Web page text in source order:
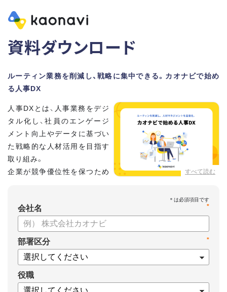
資料ダウンロード
ルーティン業務を削減し、戦略に集中できる。カオナビで始め
る人事DX
すべて読む
人事DXとは、人事業務をデジ
タル化し、社員のエンゲージ
メント向上やデータに基づい
た戦略的な人材活用を目指す
取り組み。
企業が競争優位性を保つため
しかし、「何から手を付けてよいかわからない」「なかなかデジ
タル化が進まない」「既存システムを変えることに抵抗がある」
といった理由から、推進に踏み切れていない企業も少なくあり
ません。
本資料では、人事DXの目的や成功させるためのポイントを解
*
会社名
*
部署区分
役職